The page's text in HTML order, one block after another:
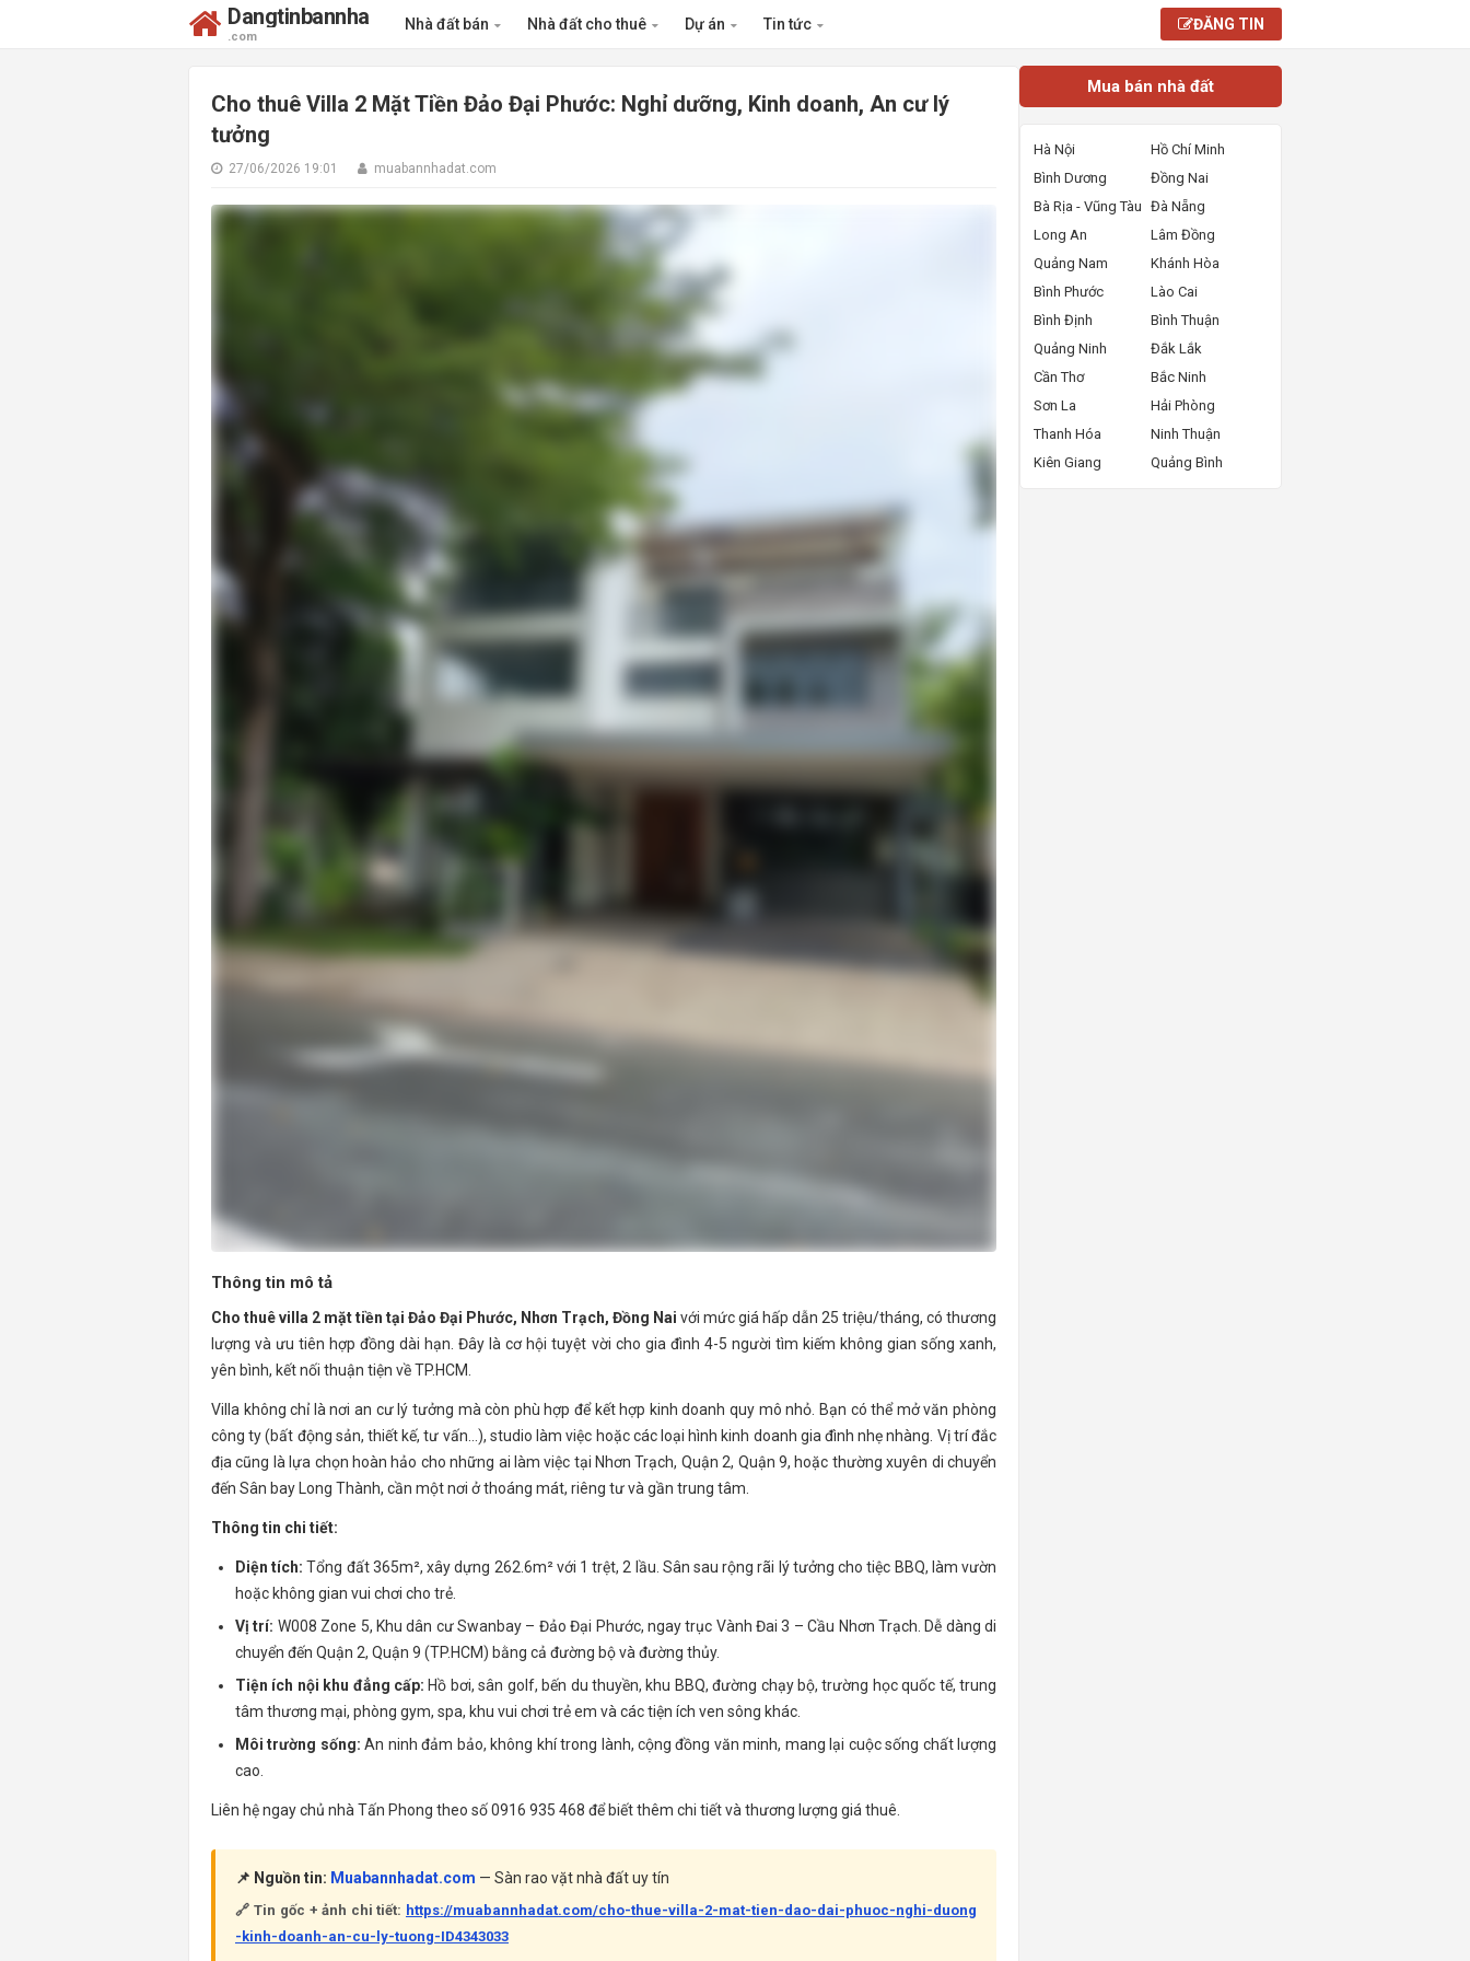
Dangtinbannha
.com
Nhà đất bán Nhà đất cho thuê Dự án Tin tức ĐĂNG TIN
Cho thuê Villa 2 Mặt Tiền Đảo Đại Phước: Nghỉ dưỡng, Kinh doanh, An cư lý
tưởng
27/06/2026 19:01 muabannhadat.com
Thông tin mô tả
Cho thuê villa 2 mặt tiền tại Đảo Đại Phước, Nhơn Trạch, Đồng Nai với mức giá hấp dẫn 25 triệu/tháng, có thương
lượng và ưu tiên hợp đồng dài hạn. Đây là cơ hội tuyệt vời cho gia đình 4-5 người tìm kiếm không gian sống xanh,
yên bình, kết nối thuận tiện về TP.HCM.
Villa không chỉ là nơi an cư lý tưởng mà còn phù hợp để kết hợp kinh doanh quy mô nhỏ. Bạn có thể mở văn phòng
công ty (bất động sản, thiết kế, tư vấn...), studio làm việc hoặc các loại hình kinh doanh gia đình nhẹ nhàng. Vị trí đắc
địa cũng là lựa chọn hoàn hảo cho những ai làm việc tại Nhơn Trạch, Quận 2, Quận 9, hoặc thường xuyên di chuyển
đến Sân bay Long Thành, cần một nơi ở thoáng mát, riêng tư và gần trung tâm.
Thông tin chi tiết:
Diện tích: Tổng đất 365m², xây dựng 262.6m² với 1 trệt, 2 lầu. Sân sau rộng rãi lý tưởng cho tiệc BBQ, làm vườn
hoặc không gian vui chơi cho trẻ.
Vị trí: W008 Zone 5, Khu dân cư Swanbay – Đảo Đại Phước, ngay trục Vành Đai 3 – Cầu Nhơn Trạch. Dễ dàng di
chuyển đến Quận 2, Quận 9 (TP.HCM) bằng cả đường bộ và đường thủy.
Tiện ích nội khu đẳng cấp: Hồ bơi, sân golf, bến du thuyền, khu BBQ, đường chạy bộ, trường học quốc tế, trung
tâm thương mại, phòng gym, spa, khu vui chơi trẻ em và các tiện ích ven sông khác.
Môi trường sống: An ninh đảm bảo, không khí trong lành, cộng đồng văn minh, mang lại cuộc sống chất lượng
cao.
Liên hệ ngay chủ nhà Tấn Phong theo số 0916 935 468 để biết thêm chi tiết và thương lượng giá thuê.
📌 Nguồn tin: Muabannhadat.com — Sàn rao vặt nhà đất uy tín
🔗 Tin gốc + ảnh chi tiết: https://muabannhadat.com/cho-thue-villa-2-mat-tien-dao-dai-phuoc-nghi-duong
-kinh-doanh-an-cu-ly-tuong-ID4343033
Mua bán nhà đất
Hà Nội
Hồ Chí Minh
Bình Dương
Đồng Nai
Bà Rịa - Vũng Tàu Đà Nẵng
Long An
Lâm Đồng
Quảng Nam
Khánh Hòa
Bình Phước
Lào Cai
Bình Định
Bình Thuận
Quảng Ninh
Đắk Lắk
Cần Thơ
Bắc Ninh
Sơn La
Hải Phòng
Thanh Hóa
Ninh Thuận
Kiên Giang
Quảng Bình